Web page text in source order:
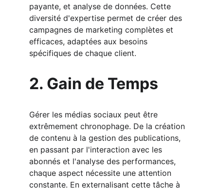
payante, et analyse de données. Cette
diversité d'expertise permet de créer des
campagnes de marketing complètes et
efficaces, adaptées aux besoins
spécifiques de chaque client.
2. Gain de Temps
Gérer les médias sociaux peut être
extrêmement chronophage. De la création
de contenu à la gestion des publications,
en passant par l'interaction avec les
abonnés et l'analyse des performances,
chaque aspect nécessite une attention
constante. En externalisant cette tâche à